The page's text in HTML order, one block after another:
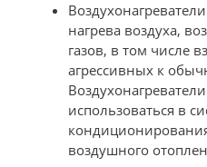
нагрева воздуха,
газов, в том числе
агрессивных к
использоваться в
воздушного